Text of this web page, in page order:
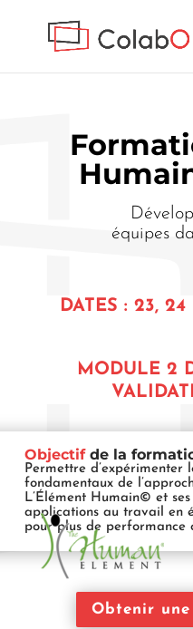
équipes
DATES : 23,
MODULE 2
Objectif de la
Permettre d’expérimenter
fondamentaux de
L’Élément Humain© et ses
applications au travail en
pour plus de performance
Obtenir